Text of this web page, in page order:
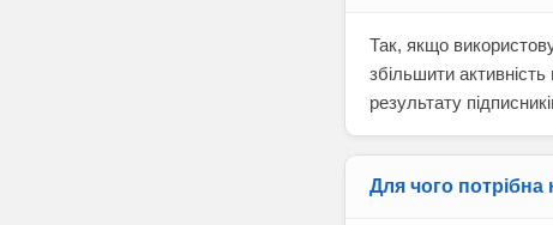
Так, якщо
збільшити
результату
Для чого потрібна